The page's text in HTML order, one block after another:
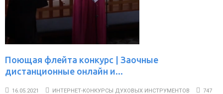
Поющая флейта конкурс | Заочные
дистанционные онлайн и...
16.05.2021 ИНТЕРНЕТ-КОНКУРСЫ ДУХОВЫХ ИНСТРУМЕНТОВ 747